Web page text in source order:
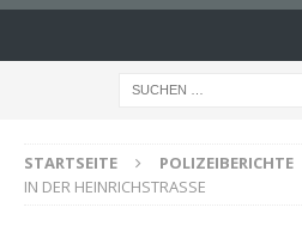
STARTSEITE POLIZEIBERICHTE
IN DER HEINRICHSTRASSE